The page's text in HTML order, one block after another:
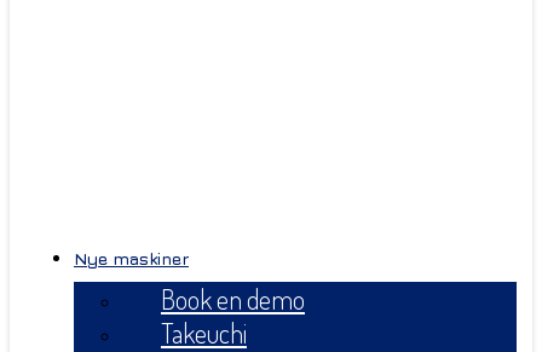
Nye maskiner
Book en demo
Takeuchi